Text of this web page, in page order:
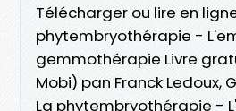
Télécharger ou lire en
phytembryothérapie -
gemmothérapie Livre
Mobi) pan Franck Ledoux,
La phytembryothérapie -